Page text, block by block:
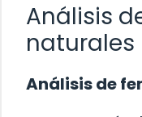
Análisis
naturales
Análisis de